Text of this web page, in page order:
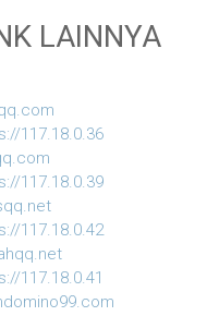
LAINNYA
117.18.0.36
117.18.0.39
117.18.0.42
117.18.0.41